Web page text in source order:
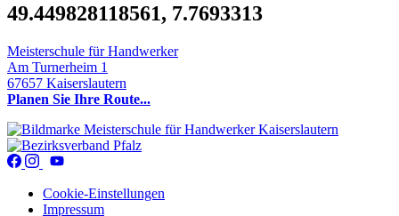
49.449828118561, 7.7693313
Meisterschule für Handwerker
Am Turnerheim 1
67657 Kaiserslautern
Planen Sie Ihre Route...
Cookie-Einstellungen
Impressum